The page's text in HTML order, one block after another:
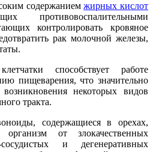
содержаниемжирных кислот
противовоспалительными
контролировать кровяное
рак молочной железы,
способствует работе
пищеварения, что значительно
возникновения некоторых видов
тракта.
содержащиеся в орехах,
от злокачественных
сосудистых и дегенеративных